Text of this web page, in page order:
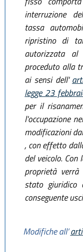
interruzione
tassa
ripristino di
autorizzata
proceduto alla
ai sensi dell'
legge 23
per il
l'occupazione
modificazioni
, con effetto
del veicolo.
proprietà verrà
stato
conseguente
Modifiche all’